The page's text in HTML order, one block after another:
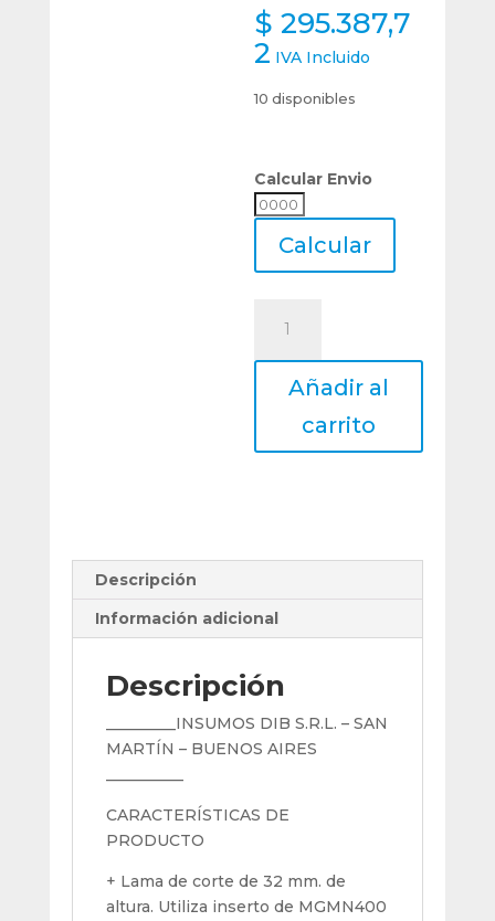
$ 295.387,7
2 IVA Incluido
10 disponibles
Calcular Envio
Calcular
Calcular
Porta
32
Corte
Mgmn
cantidad
Añadir al
carrito
Descripción
Información adicional
Descripción
_________INSUMOS DIB S.R.L. – SAN
MARTÍN – BUENOS AIRES
CARACTERÍSTICAS DE
PRODUCTO
+ Lama de corte de 32 mm. de
altura. Utiliza inserto de MGMN400